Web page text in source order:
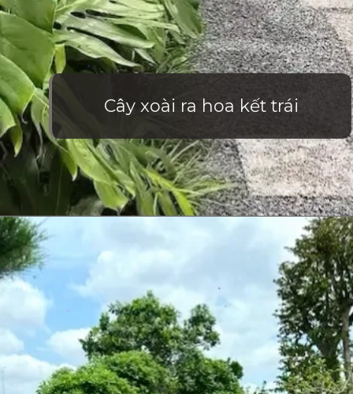
Cây xoài ra hoa kết trái
Đang mở https://vietnamxua.edu.vn/nen-trong-cay-an-qua-gi-trong-vuon-nha